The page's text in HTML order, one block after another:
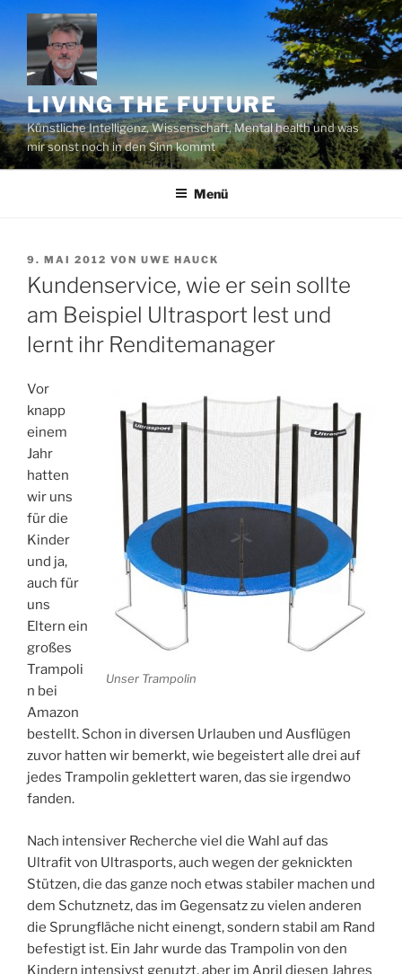
Zum
Inhalt
springen
LIVING THE FUTURE
Künstliche Intelligenz, Wissenschaft, Mental health und was
mir sonst noch in den Sinn kommt
Menü
VERÖFFENTLICHT
AM
9. MAI 2012 VON UWE HAUCK
Kundenservice, wie er sein sollte
am Beispiel Ultrasport lest und
lernt ihr Renditemanager
Unser Trampolin
Vor
knapp
einem
Jahr
hatten
wir uns
für die
Kinder
und ja,
auch für
uns
Eltern ein
großes
Trampoli
n bei
Amazon
bestellt. Schon in diversen Urlauben und Ausflügen
zuvor hatten wir bemerkt, wie begeistert alle drei auf
jedes Trampolin geklettert waren, das sie irgendwo
fanden.
Nach intensiver Recherche viel die Wahl auf das
Ultrafit von Ultrasports, auch wegen der geknickten
Stützen, die das ganze noch etwas stabiler machen und
dem Schutznetz, das im Gegensatz zu vielen anderen
die Sprungfläche nicht einengt, sondern stabil am Rand
befestigt ist. Ein Jahr wurde das Trampolin von den
Kindern intensivst genutzt, aber im April diesen Jahres